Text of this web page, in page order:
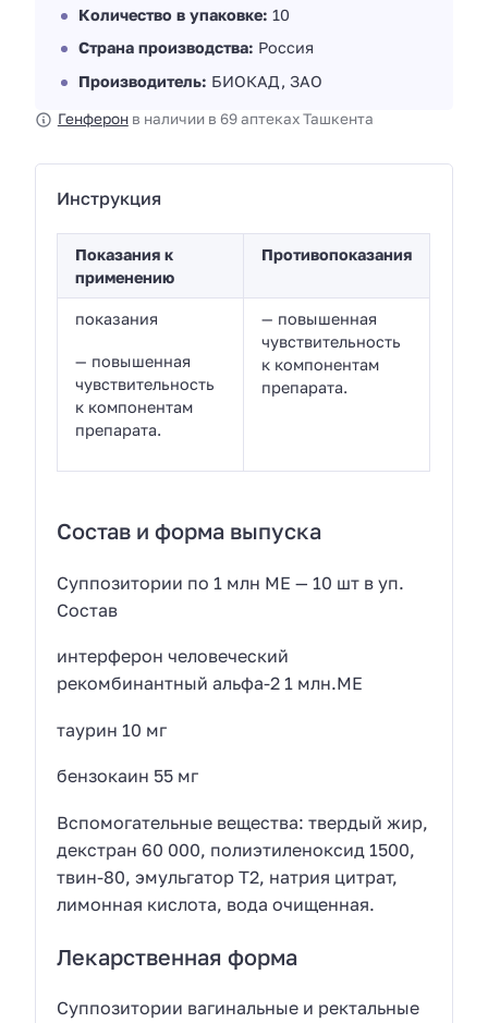
Количество в упаковке: 10
Страна производства: Россия
Производитель: БИОКАД, ЗАО
Генферонв наличии в 69 аптеках Ташкента
Инструкция
Показания к
применению
Противопоказания
показания
— повышенная
чувствительность
к компонентам
препарата.
— повышенная
чувствительность
к компонентам
препарата.
Состав и форма выпуска
Суппозитории по 1 млн МЕ — 10 шт в уп.
Состав
интерферон человеческий
рекомбинантный альфа-2 1 млн.МЕ
таурин 10 мг
бензокаин 55 мг
Вспомогательные вещества: твердый жир,
декстран 60 000, полиэтиленоксид 1500,
твин-80, эмульгатор Т2, натрия цитрат,
лимонная кислота, вода очищенная.
Лекарственная форма
Суппозитории вагинальные и ректальные